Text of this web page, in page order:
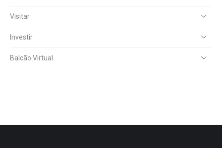
Visitar
Investir
Balcão Virtual